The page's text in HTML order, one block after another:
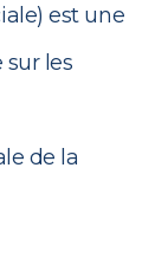
est une
les
de la